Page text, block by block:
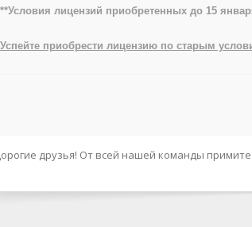
**Условия лицензий приобретенных до 15
Успейте приобрести лицензию по старым
друзья! От всей нашей команды